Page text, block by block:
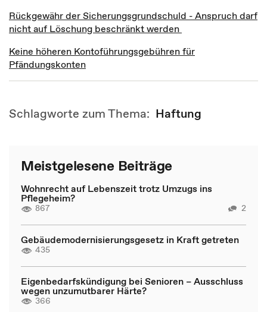
Rückgewähr der Sicherungsgrundschuld - Anspruch darf
nicht auf Löschung beschränkt werden
Keine höheren Kontoführungsgebühren für
Pfändungskonten
Schlagworte zum Thema: Haftung
Meistgelesene Beiträge
Wohnrecht auf Lebenszeit trotz Umzugs ins
Pflegeheim?
867 2
Gebäudemodernisierungsgesetz in Kraft getreten
435
Eigenbedarfskündigung bei Senioren – Ausschluss
wegen unzumutbarer Härte?
366